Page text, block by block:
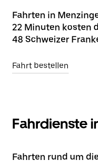
Fahrten in
22 Minuten kosten
48 Schweizer
Fahrt bestellen
Fahrdienste
Fahrten rund um